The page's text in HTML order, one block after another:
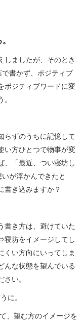
しましたが、そのとき
書かず、ポジティブ
ポジティブワードに変
らずのうちに記憶して
い方ひとつで物事が変
、「最近、つい寝坊し
が浮かんできたと
書き込みますか？
書き方は、避けていた
坊をイメージしてし
くい方向にいってしま
んな状態を望んでいる
い。
に。
、望む方のイメージを